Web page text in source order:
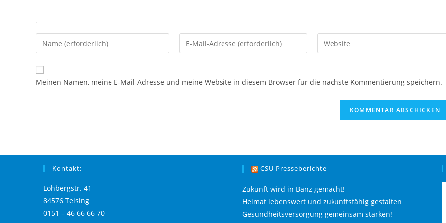
Meinen Namen, meine E-Mail-Adresse und meine Website in diesem Browser für die nächste Kommentierung speichern.
Kontakt:
Lohbergstr. 41
84576 Teising
0151 – 46 66 66 70
CSU Presseberichte
Zukunft wird in Banz gemacht!
Heimat lebenswert und zukunftsfähig gestalten
Gesundheitsversorgung gemeinsam stärken!